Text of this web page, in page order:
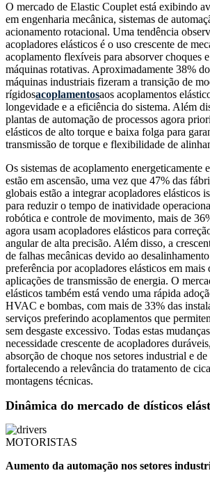
O mercado de Elastic Couplet está exibindo
em engenharia mecânica, sistemas de
acionamento rotacional. Uma tendência
acopladores elásticos é o uso crescente de
acoplamento flexíveis para absorver choques
máquinas rotativas. Aproximadamente 38%
máquinas industriais fizeram a transição de
rígidosacoplamentosaos acoplamentos
longevidade e a eficiência do sistema. Além
plantas de automação de processos agora
elásticos de alto torque e baixa folga para
transmissão de torque e flexibilidade de
Os sistemas de acoplamento energeticamente
estão em ascensão, uma vez que 47% das
globais estão a integrar acopladores elásticos
para reduzir o tempo de inatividade
robótica e controle de movimento, mais de
agora usam acopladores elásticos para
angular de alta precisão. Além disso, a
de falhas mecânicas devido ao
preferência por acopladores elásticos em mais
aplicações de transmissão de energia. O
elásticos também está vendo uma rápida
HVAC e bombas, com mais de 33% das
serviços preferindo acoplamentos que
sem desgaste excessivo. Todas estas
necessidade crescente de acopladores
absorção de choque nos setores industrial e
fortalecendo a relevância do tratamento de
montagens técnicas.
Dinâmica do mercado de dísticos
MOTORISTAS
Aumento da automação nos setores